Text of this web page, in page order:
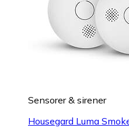
Sensorer & sirener
Housegard Luma